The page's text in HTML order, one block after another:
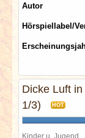
Autor
Hörspiellabel/
Dicke Luft in
1/3)
HOT
Kinder u. Jugend